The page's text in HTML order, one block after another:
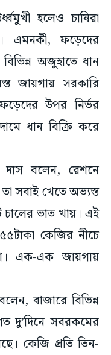
হলেও চাষিরা
এমনকী, ফড়েদের
অজুহাতে ধান
জায়গায় সরকারি
উপর নির্ভর
ধান বিক্রি করে
দাস বলেন, রেশনে
সবাই খেতে অভ্যস্ত
চালের ভাত খায়। এই
কেজির নীচে
এক-এক জায়গায়
বাজারে বিভিন্ন
দু’দিনে সবরকমের
কেজি প্রতি তিন-